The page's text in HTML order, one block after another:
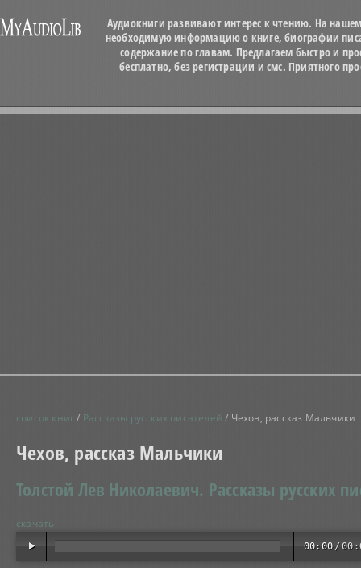
Аудиокниги развивают интерес к чтению. На
необходимую информацию о книге, биографии
содержание по главам. Предлагаем быстро и
бесплатно, без регистрации и смс. Приятного
список книг/ Рассказы русских писателей / Чехов, рассказ Мальчики
Чехов, рассказ Мальчики
Толстой Лев Николаевич. Рассказы русских
скачать
00:00 /